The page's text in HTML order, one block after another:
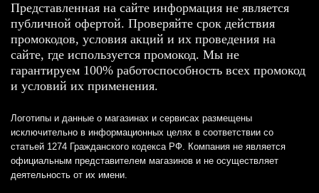
Представленная на сайте информация не является
публичной офертой. Проверяйте срок действия
промокодов, условия акций и их проведения на
сайте, где используется промокод. Мы не
гарантируем 100% работоспособность всех промокод
и условий их применения.
Логотипы и данные о магазинах и сервисах размещены
исключительно в информационных целях в соответствии со
статьей 1274 Гражданского кодекса РФ. Компания не является
официальным представителем магазинов и не осуществляет
деятельность от их имени.